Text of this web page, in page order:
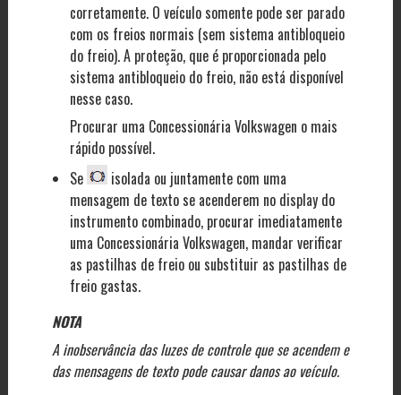
corretamente. O veículo somente pode ser parado
com os freios normais (sem sistema antibloqueio
do freio). A proteção, que é proporcionada pelo
sistema antibloqueio do freio, não está disponível
nesse caso.
Procurar uma Concessionária Volkswagen o mais
rápido possível.
Se
isolada ou juntamente com uma
mensagem de texto se acenderem no display do
instrumento combinado, procurar imediatamente
uma Concessionária Volkswagen, mandar verificar
as pastilhas de freio ou substituir as pastilhas de
freio gastas.
NOTA
A inobservância das luzes de controle que se acendem e
das mensagens de texto pode causar danos ao veículo.